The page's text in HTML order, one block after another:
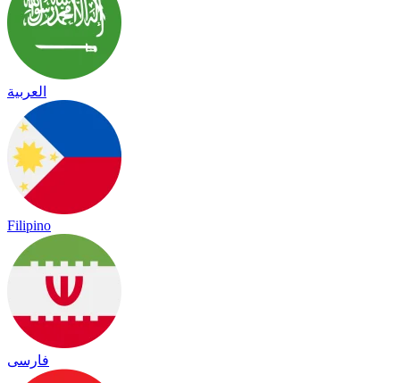
العربية
Filipino
فارسی